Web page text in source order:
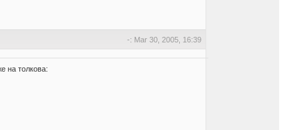
-: Mar 30, 2005, 16:39
на толкова: